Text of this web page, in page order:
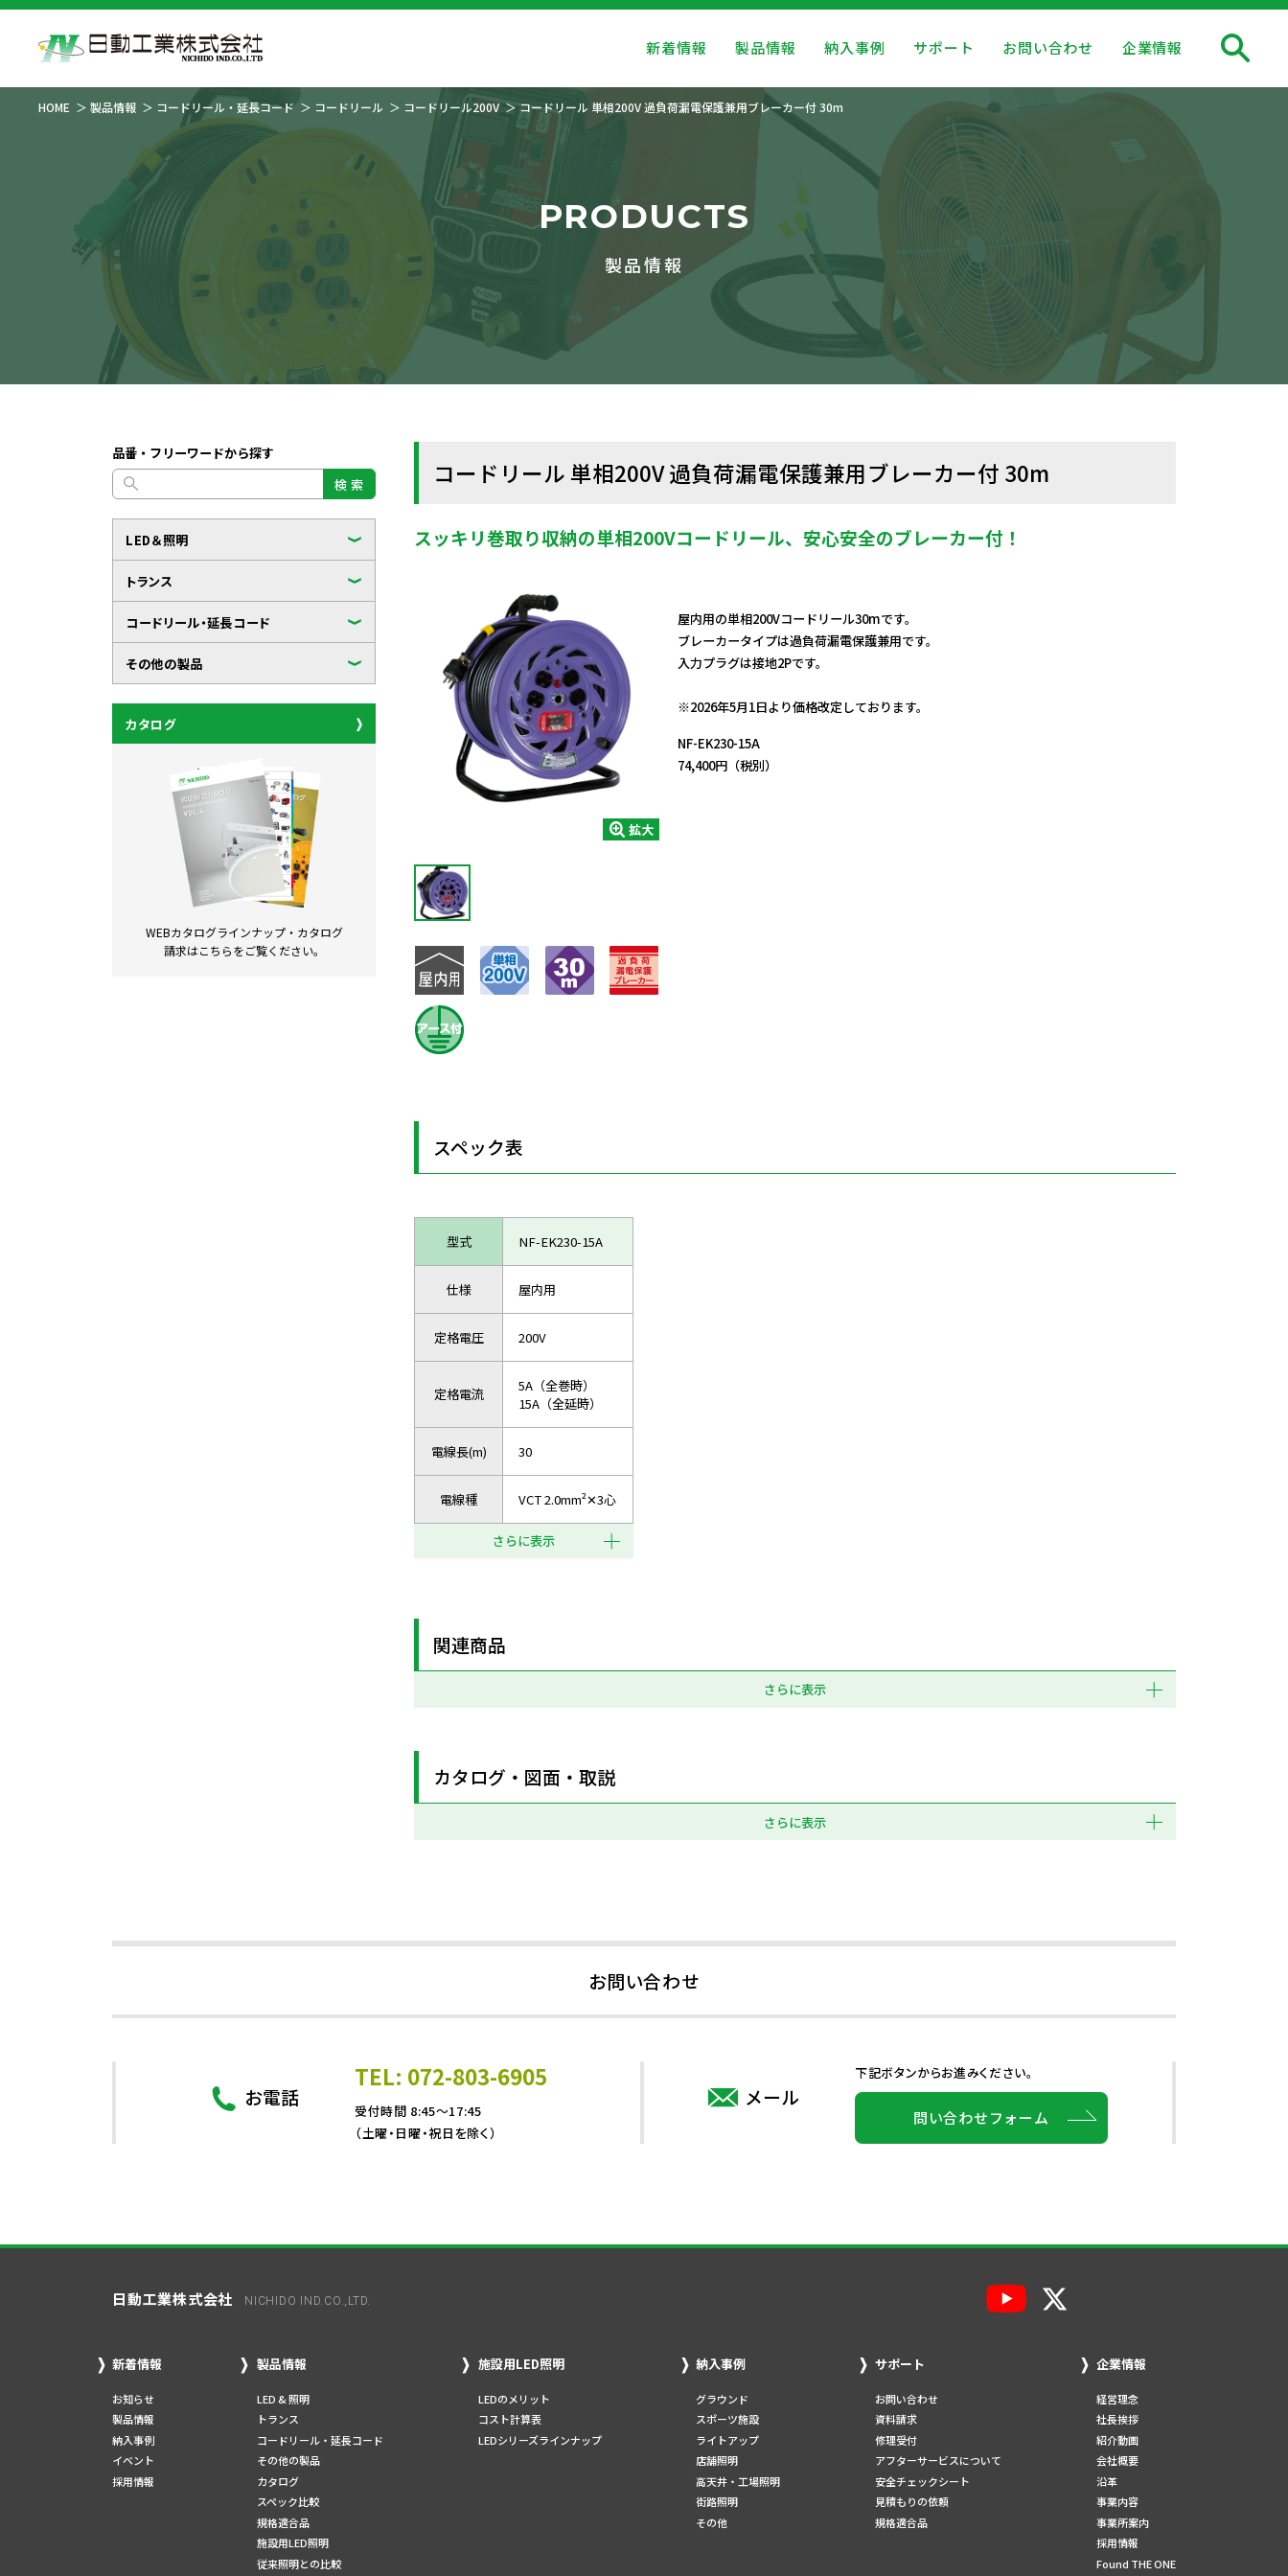
新着情報 製品情報 納入事例 サポート お問い合わせ 企業情報
HOME 製品情報 コードリール・延長コード コードリール コードリール200V コードリール 単相200V 過負荷漏電保護兼用ブレーカー付 30m
PRODUCTS
製品情報
品番・フリーワードから探す
検 索
LED＆照明
トランス
コードリール・延長コード
その他の製品
カタログ
WEBカタログラインナップ・ カタログ
請求はこちらをご覧ください。
コードリール 単相200V 過負荷漏電保護兼用ブレーカー付 30m
スッキリ巻取り収納の単相200Vコードリール、安心安全のブレーカー付！
拡大
屋内用の単相200Vコードリール30mです。
ブレーカータイプは過負荷漏電保護兼用です。
入力プラグは接地2Pです。
※2026年5月1日より価格改定しております。
NF-EK230-15A
74,400円（税別）
スペック表
型式 NF-EK230-15A
仕様 屋内用
定格電圧 200V
定格電流
5A（全巻時）
15A（全延時）
電線長(m) 30
電線種 VCT 2.0mm²✕3心
さらに表示
関連商品
さらに表示
カタログ・図面・取説
さらに表示
お問い合わせ
お電話
TEL: 072-803-6905
受付時間 8:45～17:45
（土曜・日曜・祝日を除く）
メール
下記ボタンからお進みください。
問い合わせフォーム
日動工業株式会社 NICHIDO IND.CO.,LTD.
新着情報
お知らせ
製品情報
納入事例
イベント
採用情報
製品情報
LED & 照明
トランス
コードリール・延長コード
その他の製品
カタログ
スペック比較
規格適合品
施設用LED照明
従来照明との比較
施設用LED照明
LEDのメリット
コスト計算表
LEDシリーズラインナップ
納入事例
グラウンド
スポーツ施設
ライトアップ
店舗照明
高天井・工場照明
街路照明
その他
サポート
お問い合わせ
資料請求
修理受付
アフターサービスについて
安全チェックシート
見積もりの依頼
規格適合品
企業情報
経営理念
社長挨拶
紹介動画
会社概要
沿革
事業内容
事業所案内
採用情報
Found THE ONE